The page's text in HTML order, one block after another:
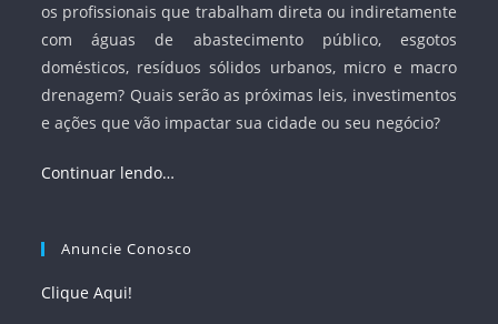
os profissionais que trabalham direta ou indiretamente
com águas de abastecimento público, esgotos
domésticos, resíduos sólidos urbanos, micro e macro
drenagem? Quais serão as próximas leis, investimentos
e ações que vão impactar sua cidade ou seu negócio?
Continuar lendo…
Anuncie Conosco
Clique Aqui!